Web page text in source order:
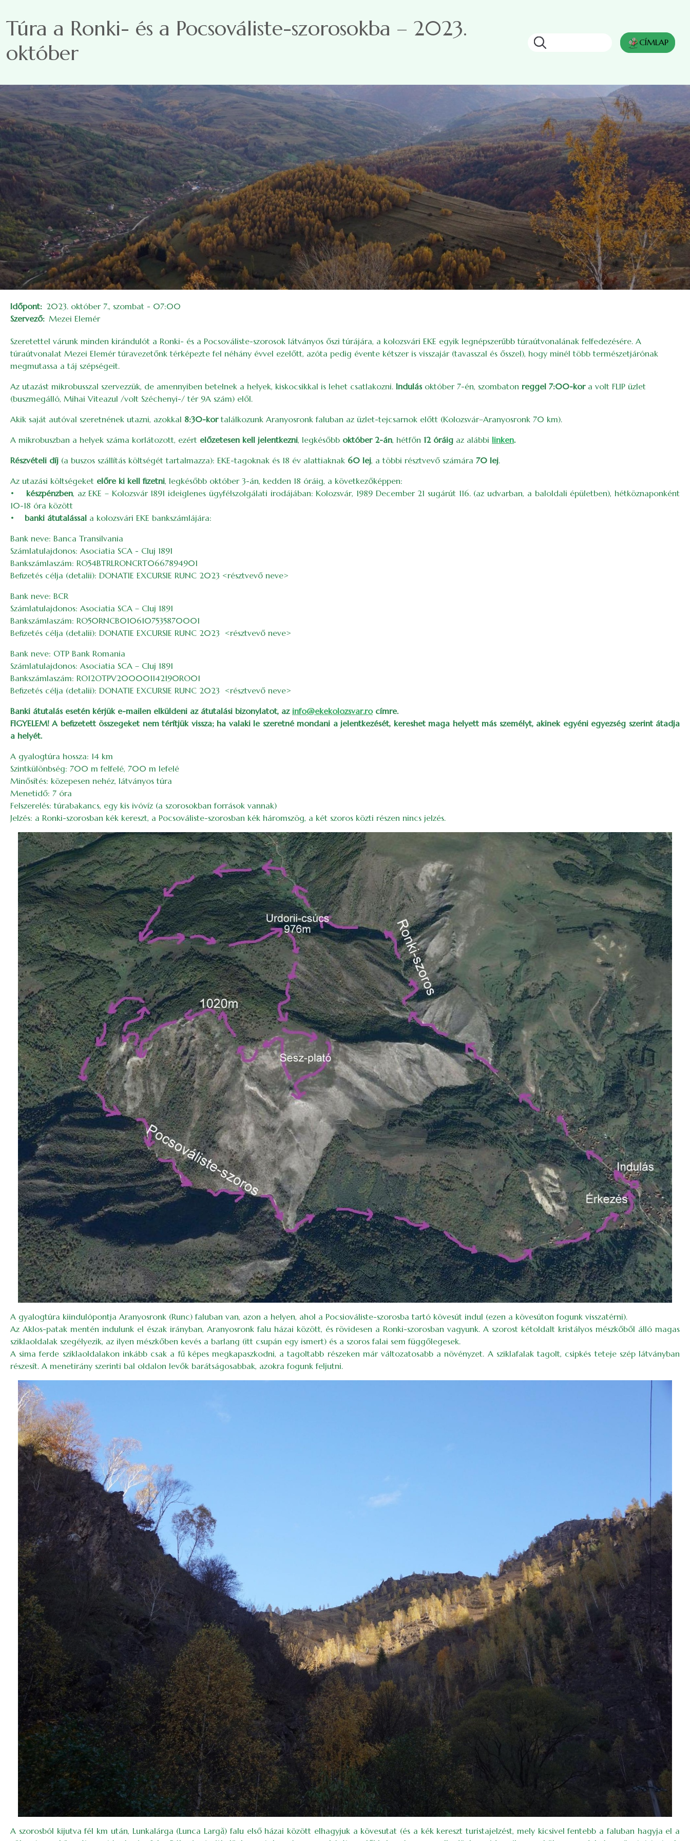
Túra a Ronki- és a Pocsováliste-szorosokba – 2023.
október
CÍMLAP
Időpont
2023. október 7., szombat - 07:00
Szervező Mezei Elemér
Szeretettel várunk minden kirándulót a Ronki- és a Pocsováliste-szorosok látványos őszi túrájára, a kolozsvári EKE egyik legnépszerűbb túraútvonalának felfedezésére. A
túraútvonalat Mezei Elemér túravezetőnk térképezte fel néhány évvel ezelőtt, azóta pedig évente kétszer is visszajár (tavasszal és ősszel), hogy minél több természetjárónak
megmutassa a táj szépségeit.
Az utazást mikrobusszal szervezzük, de amennyiben betelnek a helyek, kiskocsikkal is lehet csatlakozni. Indulásoktóber 7-én, szombaton reggel 7:00-kora volt FLIP üzlet
(buszmegálló, Mihai Viteazul /volt Széchenyi-/ tér 9A szám) elől.
Akik saját autóval szeretnének utazni, azokkal 8:30-kortalálkozunk Aranyosronk faluban az üzlet-tejcsarnok előtt (Kolozsvár–Aranyosronk 70 km).
A mikrobuszban a helyek száma korlátozott, ezért előzetesen kell jelentkezni, legkésőbb október 2-án, hétfőn 12 óráig az alábbi linken.
Részvételi díj (a buszos szállítás költségét tartalmazza): EKE-tagoknak és 18 év alattiaknak 60 lej, a többi résztvevő számára 70 lej.
Az utazási költségeket előre ki kell fizetni, legkésőbb október 3-án, kedden 18 óráig, a következőképpen:
• készpénzben, az EKE – Kolozsvár 1891 ideiglenes ügyfélszolgálati irodájában: Kolozsvár, 1989 December 21 sugárút 116. (az udvarban, a baloldali épületben), hétköznaponként
10-18 óra között
• banki átutalással a kolozsvári EKE bankszámlájára:
Bank neve: Banca Transilvania
Számlatulajdonos: Asociatia SCA - Cluj 1891
Bankszámlaszám: RO54BTRLRONCRT0667894901
Befizetés célja (detalii): DONATIE EXCURSIE RUNC 2023 <résztvevő neve>
Bank neve: BCR
Számlatulajdonos: Asociatia SCA – Cluj 1891
Bankszámlaszám: RO50RNCB0106107535870001
Befizetés célja (detalii): DONATIE EXCURSIE RUNC 2023 <résztvevő neve>
Bank neve: OTP Bank Romania
Számlatulajdonos: Asociatia SCA – Cluj 1891
Bankszámlaszám: RO12OTPV200001142190RO01
Befizetés célja (detalii): DONATIE EXCURSIE RUNC 2023 <résztvevő neve>
Banki átutalás esetén kérjük e-mailen elküldeni az átutalási bizonylatot, az info@ekekolozsvar.rocímre.
FIGYELEM! A befizetett összegeket nem térítjük vissza; ha valaki le szeretné mondani a jelentkezését, kereshet maga helyett más személyt, akinek egyéni egyezség szerint átadja
a helyét.
A gyalogtúra hossza: 14 km
Szintkülönbség: 700 m felfelé, 700 m lefelé
Minősítés: közepesen nehéz, látványos túra
Menetidő: 7 óra
Felszerelés: túrabakancs, egy kis ivóvíz (a szorosokban források vannak)
Jelzés: a Ronki-szorosban kék kereszt, a Pocsováliste-szorosban kék háromszög, a két szoros közti részen nincs jelzés.
Image
A gyalogtúra kiindulópontja Aranyosronk (Runc) faluban van, azon a helyen, ahol a Pocsiováliste-szorosba tartó kövesút indul (ezen a kövesúton fogunk visszatérni).
Az Aklos-patak mentén indulunk el észak irányban, Aranyosronk falu házai között, és rövidesen a Ronki-szorosban vagyunk. A szorost kétoldalt kristályos mészkőből álló magas
sziklaoldalak szegélyezik, az ilyen mészkőben kevés a barlang (itt csupán egy ismert) és a szoros falai sem függőlegesek.
A sima ferde sziklaoldalakon inkább csak a fű képes megkapaszkodni, a tagoltabb részeken már változatosabb a növényzet. A sziklafalak tagolt, csipkés teteje szép látványban
részesít. A menetirány szerinti bal oldalon levők barátságosabbak, azokra fogunk feljutni.
Image
A szorosból kijutva fél km után, Lunkalárga (Lunca Largă) falu első házai között elhagyjuk a kövesutat (és a kék kereszt turistajelzést, mely kicsivel fentebb a faluban hagyja el a